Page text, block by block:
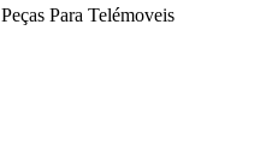
Peças Para Telémoveis